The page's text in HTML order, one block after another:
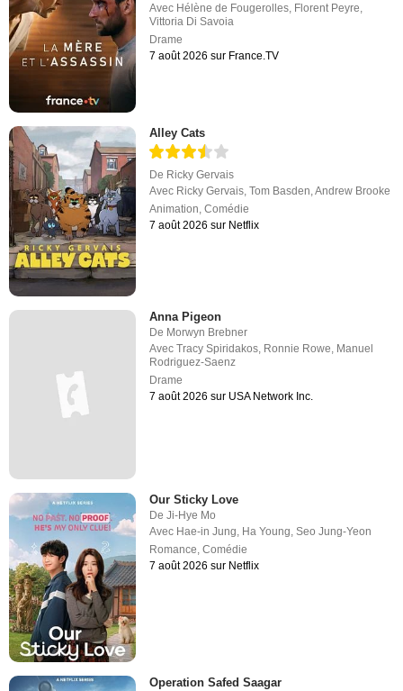
Avec Hélène de Fougerolles, Florent Peyre,
Vittoria Di Savoia
Drame
7 août 2026 sur France.TV
Alley Cats
De Ricky Gervais
Avec Ricky Gervais,Tom Basden,Andrew Brooke
Animation,Comédie
7 août 2026 sur Netflix
Anna Pigeon
De Morwyn Brebner
AvecTracy Spiridakos Ronnie Rowe Manuel
Rodriguez-Saenz
Drame
7 août 2026 sur USA Network Inc.
Our Sticky Love
DeJi-Hye Mo
Avec Hae-in Jung, Ha Young,Seo Jung-Yeon
Romance,Comédie
7 août 2026 sur Netflix
Operation Safed Saagar